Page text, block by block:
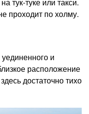
тук-туке или такси.
проходит по холму.
и
расположение
достаточно тихо